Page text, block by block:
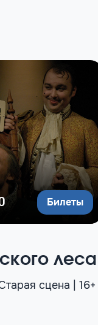
Билеты
леса
сцена | 16+